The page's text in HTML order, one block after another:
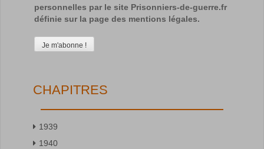
personnelles par le site Prisonniers-de-guerre.fr
définie sur la page des mentions légales.
CHAPITRES
1939
1940